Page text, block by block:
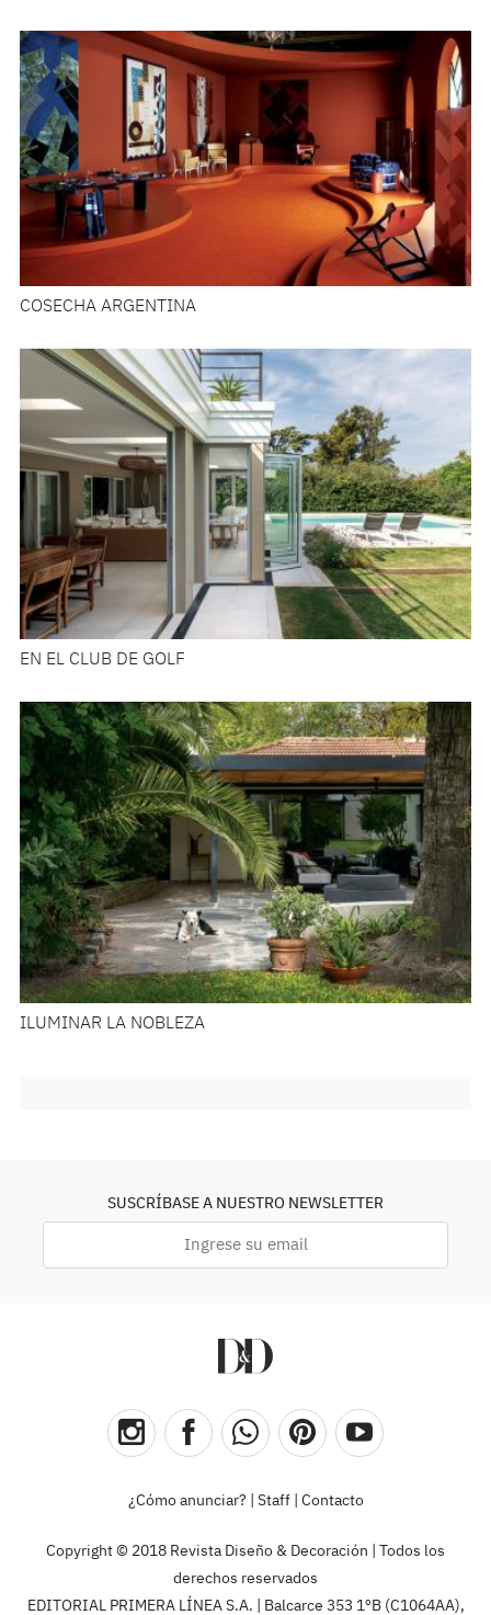
COSECHA ARGENTINA
EN EL CLUB DE GOLF
ILUMINAR LA NOBLEZA
SUSCRÍBASE A NUESTRO NEWSLETTER
¿Cómo anunciar? Staff| Contacto
Copyright © 2018 Revista Diseño & Decoración | Todos los
derechos reservados
EDITORIAL PRIMERA LÍNEA S.A. | Balcarce 353 1ºB (C1064AA),